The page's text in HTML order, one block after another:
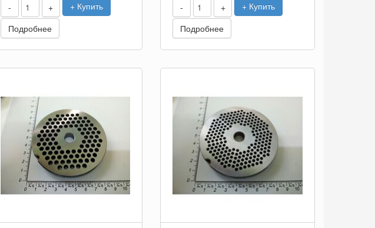
- +
+ Купить
Подробнее
- +
+ Купить
Подробнее